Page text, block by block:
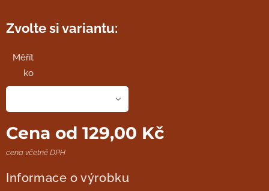
Zvolte si variantu:
Měřít
ko
Cena od 129,00 Kč
cena včetně DPH
Informace o výrobku